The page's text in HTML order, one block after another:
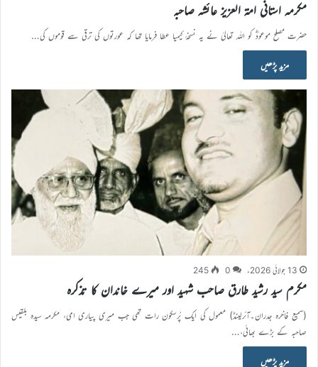
مکرمہ استانی امۃ العزیز عائشہ صاحبہ
حضرت مصلح موعودؓ کو اللہ تعالیٰ نے یہ نسخۂ کیمیا عطا فرمایا تھا کہ عورتوں کی ترقی سے قوموں کی…
مزید پڑھیں
13 جولائی 2026ء 0
245
مکرم سید رشید طارق صاحب شہید اور میرے خاندان کا تذکرہ
(سمیع فاخرہ جدران۔آئرلینڈ) معمول کی ایک پُرسکون رات تھی جب میری پیاری امی، مکرمہ سیدہ بلقیس
صاحبہ کے بڑے بھائی،…
مزید پڑھیں